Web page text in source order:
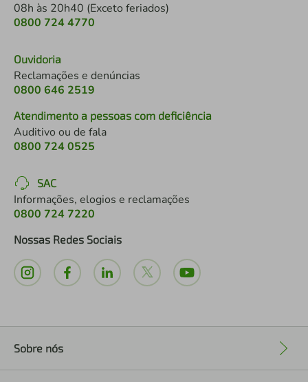
08h às 20h40 (Exceto feriados)
0800 724 4770
Ouvidoria
Reclamações e denúncias
0800 646 2519
Atendimento a pessoas com deficiência
Auditivo ou de fala
0800 724 0525
SAC
Informações, elogios e reclamações
0800 724 7220
Nossas Redes Sociais
Sobre nós